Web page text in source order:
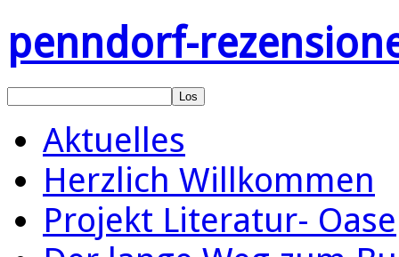
penndorf-
Aktuelles
Herzlich Willkommen
Projekt Literatur- Oase